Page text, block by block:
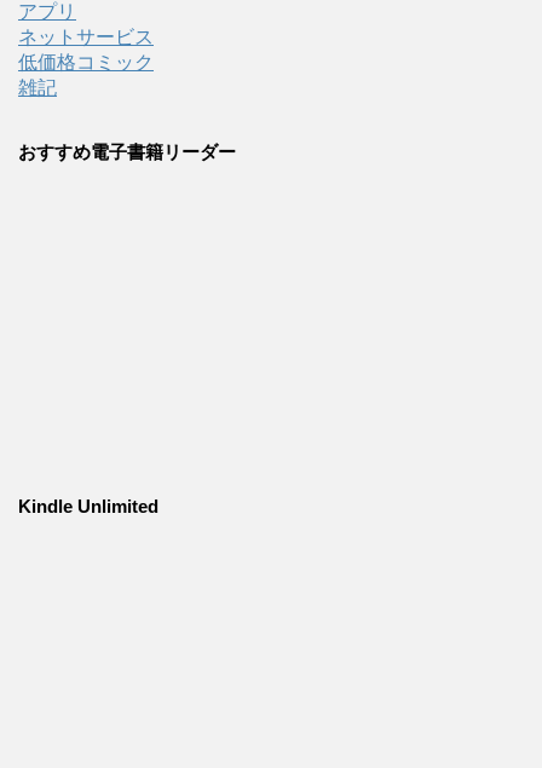
アプリ
ネットサービス
低価格コミック
雑記
おすすめ電子書籍リーダー
Kindle Unlimited